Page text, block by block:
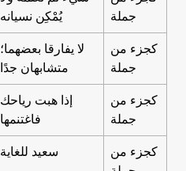
يُمْكِن نسيانه
جملة
لا يفارقا بعضهما؛
متشابهان جدًا
كجزء من
جملة
إذا هبت رياحك
فاغتنمها
كجزء من
جملة
سعيد للغاية
كجزء من